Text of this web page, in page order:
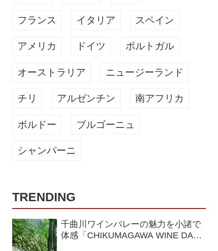
フランス イタリア スペイン
アメリカ ドイツ ポルトガル
オーストラリア ニュージーランド
チリ アルゼンチン 南アフリカ
ボルドー ブルゴーニュ
シャンパーニ
TRENDING
千曲川ワインバレーの魅力を小諸で
体感「CHIKUMAGAWA WINE DAYS